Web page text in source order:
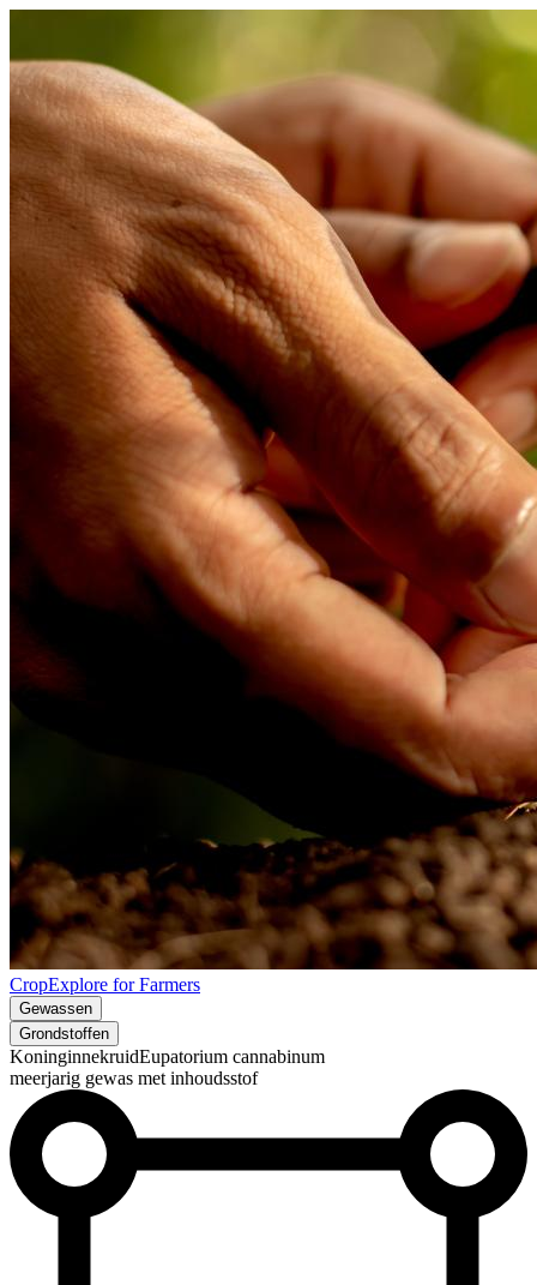
CropExplore for Farmers
Gewassen
Grondstoffen
KoninginnekruidEupatorium cannabinum
meerjarig gewas met inhoudsstof